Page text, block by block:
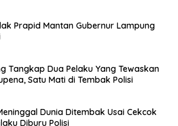
Prapid Mantan Gubernur Lampung
Tangkap Dua Pelaku Yang Tewaskan
Satu Mati di Tembak Polisi
Dunia Ditembak Usai Cekcok
Diburu Polisi